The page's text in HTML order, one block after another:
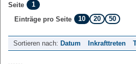
Seite
1
Einträge pro Seite
10 20 50
Sortieren nach: Datum Inkrafttreten